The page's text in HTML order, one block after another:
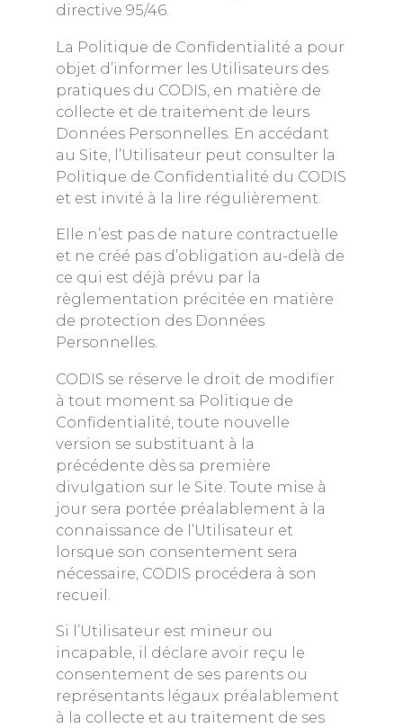
directive 95/46.
La Politique de Confidentialité a pour
objet d’informer les Utilisateurs des
pratiques du CODIS, en matière de
collecte et de traitement de leurs
Données Personnelles. En accédant
au Site, l’Utilisateur peut consulter la
Politique de Confidentialité du CODIS
et est invité à la lire régulièrement.
Elle n’est pas de nature contractuelle
et ne créé pas d’obligation au-delà de
ce qui est déjà prévu par la
règlementation précitée en matière
de protection des Données
Personnelles.
CODIS se réserve le droit de modifier
à tout moment sa Politique de
Confidentialité, toute nouvelle
version se substituant à la
précédente dès sa première
divulgation sur le Site. Toute mise à
jour sera portée préalablement à la
connaissance de l’Utilisateur et
lorsque son consentement sera
nécessaire, CODIS procédera à son
recueil.
Si l’Utilisateur est mineur ou
incapable, il déclare avoir reçu le
consentement de ses parents ou
représentants légaux préalablement
à la collecte et au traitement de ses